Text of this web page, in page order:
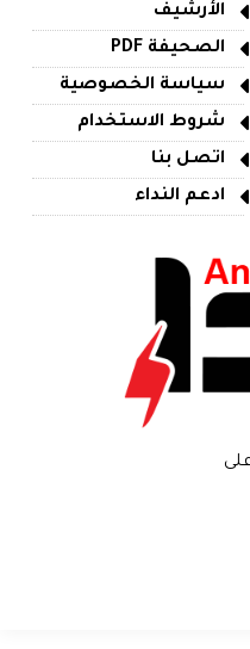
الأرشيف
الصحيفة PDF
سياسة الخصوصية
شروط الاستخدام
اتصل بنا
ادعم النداء